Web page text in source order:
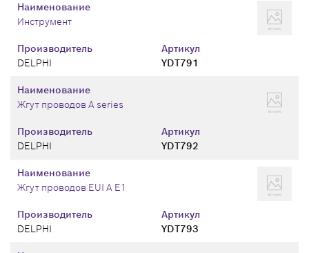
Производитель
DELPHI
Артикул
YDT791
Наименование
Инструмент
Производитель
DELPHI
Артикул
YDT792
Наименование
Жгут проводов A series
Производитель
DELPHI
Артикул
YDT793
Наименование
Жгут проводов EUI A E1